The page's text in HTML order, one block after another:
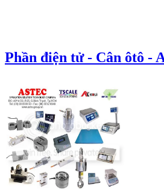
Phần điện tử - Cân ôtô -